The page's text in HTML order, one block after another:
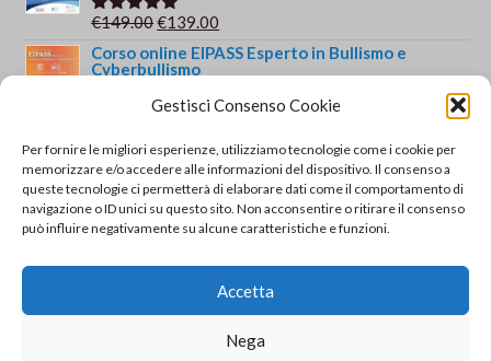
Gestisci Consenso Cookie
Per fornire le migliori esperienze, utilizziamo tecnologie come i cookie per
memorizzare e/o accedere alle informazioni del dispositivo. Il consenso a
queste tecnologie ci permetterà di elaborare dati come il comportamento di
navigazione o ID unici su questo sito. Non acconsentire o ritirare il consenso
può influire negativamente su alcune caratteristiche e funzioni.
Accetta
Nega
era:
Valutato
€149.00Il
prezzo
originale
era:
€139.00
prezzo
attuale
è:
Corso online EIPASS Esperto in Bullismo e
Cyberbullismo
244.00Il
originale
era:
€244.00.
€179.00Il
attuale
è:
€179.00.
5.00su 5
€69.00Il
prezzo
originale
€49.00Il
prezzo
attuale
Recensioni recenti
Certificazione EIPASS Standard - Accreditata
Corso e Certificazione Dattilografia